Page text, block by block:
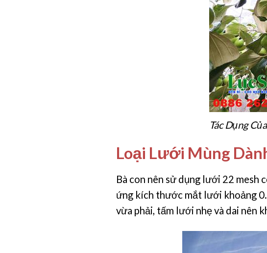
Tác Dụng
Loại Lưới Mùng
Bà con nên sử dụng lưới 22 mesh
ứng kích thước mắt lưới khoảng
vừa phải, tấm lưới nhẹ và dai nên